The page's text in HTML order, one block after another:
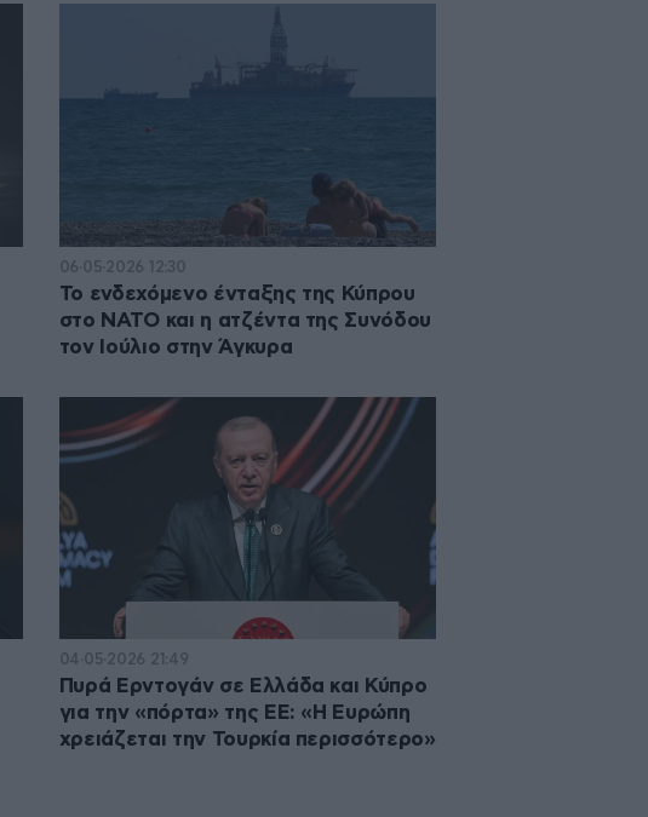
06·05·2026 12:30
Το ενδεχόμενο ένταξης της Κύπρου
στο ΝΑΤΟ και η ατζέντα της Συνόδου
τον Ιούλιο στην Άγκυρα
04·05·2026 21:49
Πυρά Ερντογάν σε Ελλάδα και Κύπρο
για την «πόρτα» της ΕΕ: «Η Ευρώπη
χρειάζεται την Τουρκία περισσότερο»